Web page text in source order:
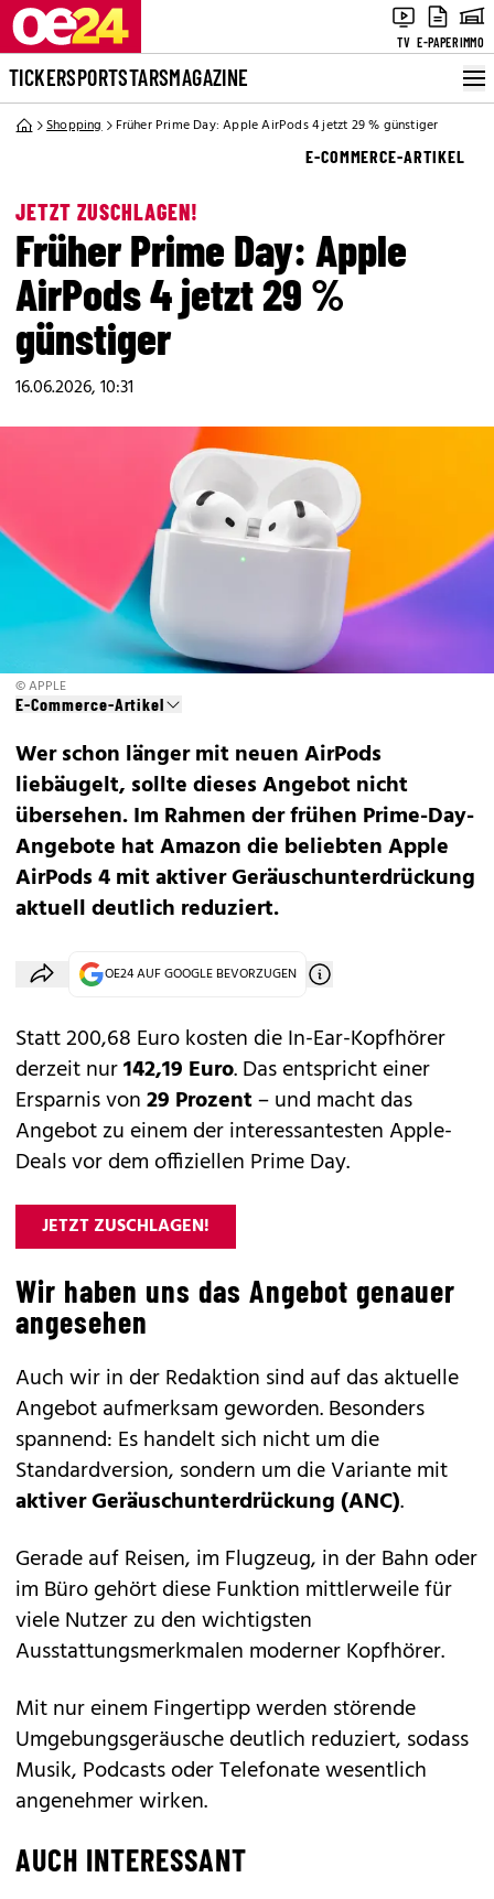
TV E-PAPERIMMO
TICKERSPORTSTARSMAGAZINE
Shopping Früher Prime Day: Apple AirPods 4 jetzt 29 % günstiger
E-COMMERCE-ARTIKEL
JETZT ZUSCHLAGEN!
Früher Prime Day: Apple
AirPods 4 jetzt 29 %
günstiger
16.06.2026, 10:31
© APPLE
E-Commerce-Artikel
Wer schon länger mit neuen AirPods
liebäugelt, sollte dieses Angebot nicht
übersehen. Im Rahmen derfrühen Prime-Day-
Angebote hat Amazon die beliebtenApple
AirPods 4 mit aktiver Geräuschunterdrückung
aktuell deutlich reduziert.
OE24 AUF GOOGLE BEVORZUGEN
Statt 200,68 Euro kosten die In-Ear-Kopfhörer
derzeit nur142,19 Euro. Das entspricht einer
Ersparnis von29 Prozent– und macht das
Angebot zu einem der interessantesten Apple-
Deals vor dem offiziellen Prime Day.
JETZT ZUSCHLAGEN!
Wir haben uns das Angebot genauer
angesehen
Auch wir in der Redaktion sind auf das aktuelle
Angebot aufmerksam geworden. Besonders
spannend: Es handelt sich nicht um die
Standardversion, sondern um die Variante mit
aktiver Geräuschunterdrückung (ANC).
Gerade auf Reisen, im Flugzeug, in der Bahn oder
im Büro gehört diese Funktion mittlerweile für
viele Nutzer zu den wichtigsten
Ausstattungsmerkmalen moderner Kopfhörer.
Mit nur einem Fingertipp werden störende
Umgebungsgeräusche deutlich reduziert, sodass
Musik, Podcasts oder Telefonate wesentlich
angenehmer wirken.
AUCH INTERESSANT